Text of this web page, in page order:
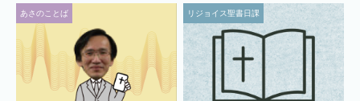
あさのことば リジョイス聖書日課